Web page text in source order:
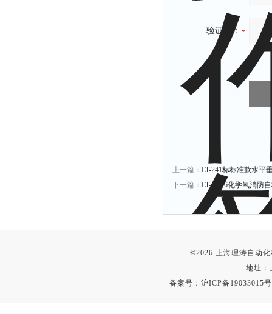
验证码：
上一篇： LT-241标标准款水平
下一篇： LT-X016化学氧消防
©2026 上海理涛自动
地址：
备案号： 沪ICP备19033015